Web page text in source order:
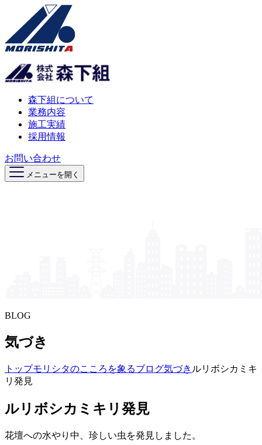
森下組について
業務内容
施工実績
採用情報
お問い合わせ
メニューを開く
BLOG
気づき
トップモリシタの​こころを​象る​ブログ気づき ルリボシカミキ
リ発見
ルリボシカミキリ発見
花壇への水やり中、珍しい虫を発見しました。